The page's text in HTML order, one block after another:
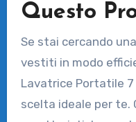
Questo
Se stai cercando
vestiti in modo
Lavatrice Portatile
scelta ideale per te.